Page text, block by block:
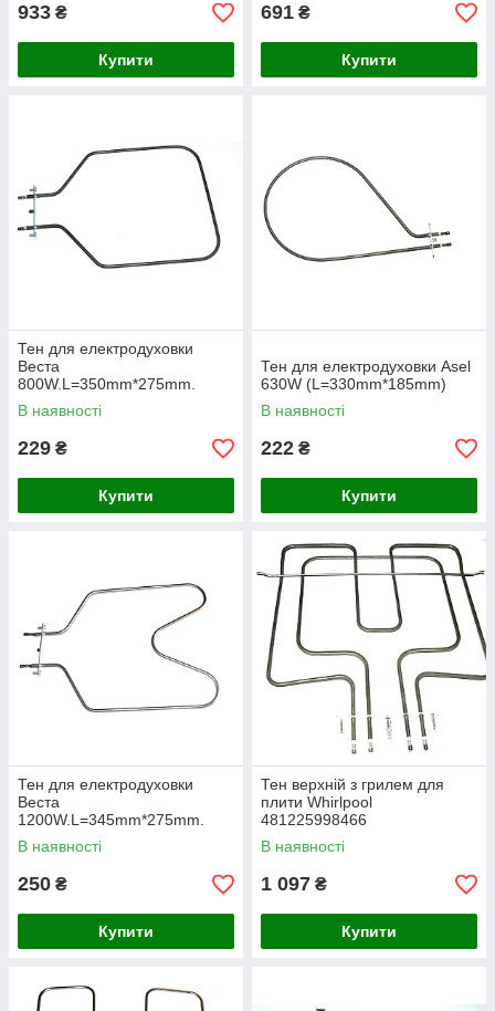
933 ₴
Купити
691 ₴
Купити
Тен для електродуховки
Веста
800W.L=350mm*275mm.
В наявності
229 ₴
Купити
Тен для електродуховки Asel
630W (L=330mm*185mm)
В наявності
222 ₴
Купити
Тен для електродуховки
Веста
1200W.L=345mm*275mm.
В наявності
250 ₴
Купити
Тен верхній з грилем для
плити Whirlpool
481225998466
(900W+1600W)
В наявності
1 097 ₴
Купити